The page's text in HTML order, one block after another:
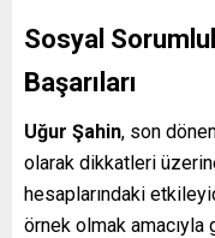
Sosyal
Başarıları
Uğur Şahin, son
olarak dikkatleri
hesaplarındaki
örnek olmak amacıyla